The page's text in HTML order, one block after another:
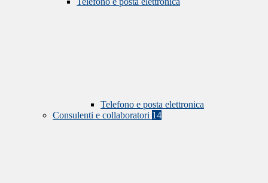
Telefono e posta elettronica
Consulenti e collaboratori 14